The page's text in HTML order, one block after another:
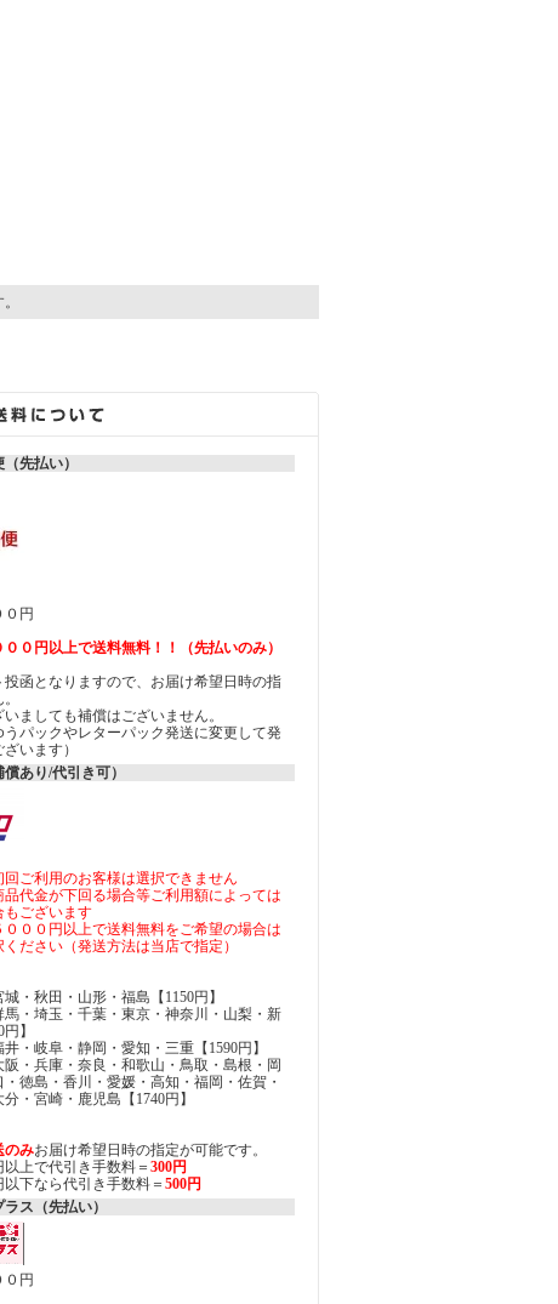
先払い）
０円
０円以上で送料無料！！（先払いのみ）
投函となりますので、お届け希望日時の指
。
ましても補償はございません。
うパックやレターパック発送に変更して発
います）
あり/代引き可）
ご利用のお客様は選択できません
代金が下回る場合等ご利用額によっては
もございます
００円以上で送料無料をご希望の場合は
ださい（発送方法は当店で指定）
・秋田・山形・福島【1150円】
馬・埼玉・千葉・東京・神奈川・山梨・新
】
・岐阜・静岡・愛知・三重【1590円】
・兵庫・奈良・和歌山・鳥取・島根・岡
徳島・香川・愛媛・高知・福岡・佐賀・
・宮崎・鹿児島【1740円】
のみお届け希望日時の指定が可能です。
以上で代引き手数料＝ 300円
以下なら代引き手数料＝ 500円
ス（先払い）
０円